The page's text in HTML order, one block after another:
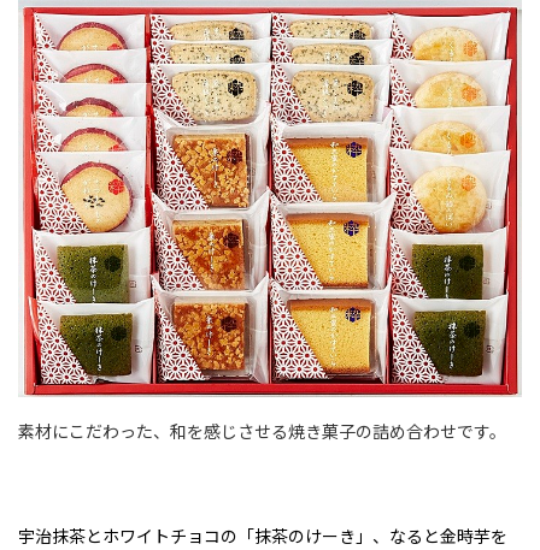
素材にこだわった、和を感じさせる焼き菓子の詰め合わせです。
宇治抹茶とホワイトチョコの「抹茶のけーき」、なると金時芋を